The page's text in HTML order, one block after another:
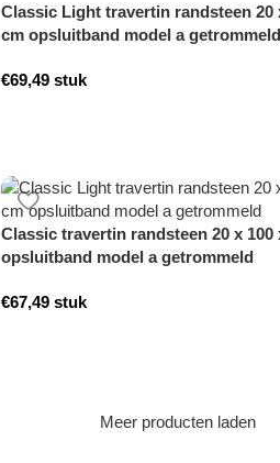
Classic Light travertin randsteen 20
cm opsluitband model a getrommeld
€69,49 stuk
Classic travertin randsteen 20 x 100
opsluitband model a getrommeld
€67,49 stuk
Meer producten laden